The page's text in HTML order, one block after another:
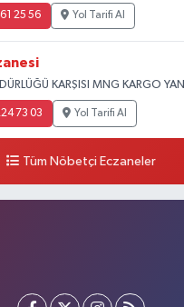
25 56 Yol Tarifi Al
KARŞISI MNG KARGO YANI
73 03 Yol Tarifi Al
Tüm Nöbetçi Eczaneler